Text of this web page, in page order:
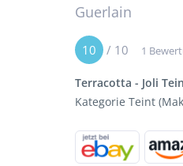
Guerlain
10 / 10 1
Terracotta - Joli
Kategorie Teint